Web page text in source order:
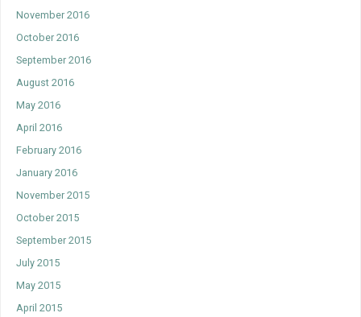
November 2016
October 2016
September 2016
August 2016
May 2016
April 2016
February 2016
January 2016
November 2015
October 2015
September 2015
July 2015
May 2015
April 2015